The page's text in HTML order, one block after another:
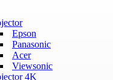
Epson
Panasonic
Acer
Viewsonic
4K